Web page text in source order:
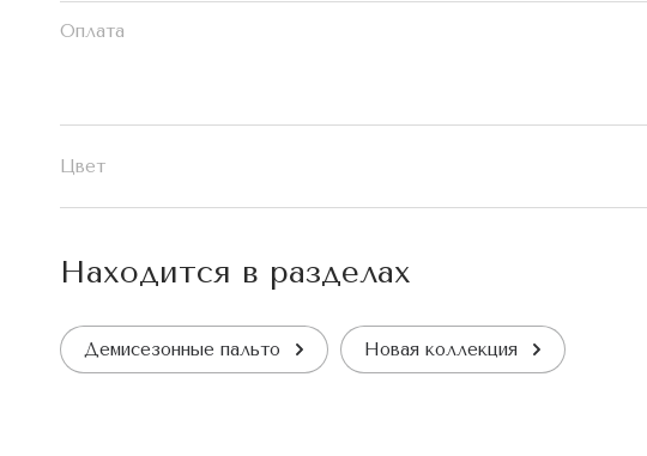
Оплата
Цвет
Находится в разделах
Демисезонные пальто Новая коллекция